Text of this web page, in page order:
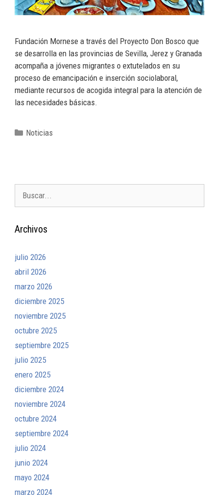
Fundación Mornese a través del Proyecto Don Bosco que
se desarrolla en las provincias de Sevilla, Jerez y Granada
acompaña a jóvenes migrantes o extutelados en su
proceso de emancipación e inserción sociolaboral,
mediante recursos de acogida integral para la atención de
las necesidades básicas.
Noticias
Archivos
julio 2026
abril 2026
marzo 2026
diciembre 2025
noviembre 2025
octubre 2025
septiembre 2025
julio 2025
enero 2025
diciembre 2024
noviembre 2024
octubre 2024
septiembre 2024
julio 2024
junio 2024
mayo 2024
marzo 2024